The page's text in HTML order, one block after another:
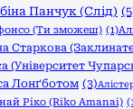
Панчук (Слід)
(Ти зможеш) (1)
Старкова
(Університет
Лонґботом (3)
Ріко (Riko Amanai)